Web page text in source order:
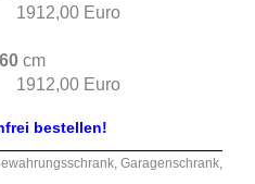
Euro
60 cm
1912,00 Euro
bestellen!
Garagenschrank,